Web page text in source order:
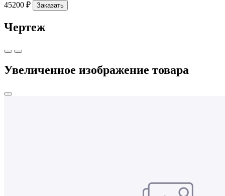
45200 ₽
Заказать
Чертеж
Увеличенное изображение товара